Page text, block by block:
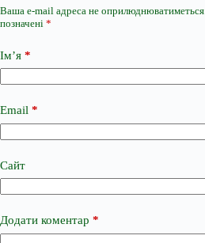
Ваша e-mail адреса не оприлюднюватиметься.
позначені *
Ім’я *
Email *
Сайт
Додати коментар *